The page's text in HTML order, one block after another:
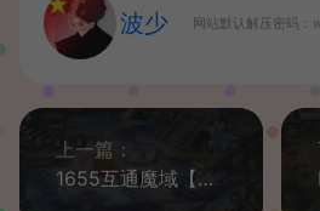
波少 网站默认解压密码
上一篇：
1655互通魔域【巅峰魔域】最新整理Win系半手工服务端+本地验证+本地注册+全套工具+详细搭建教程